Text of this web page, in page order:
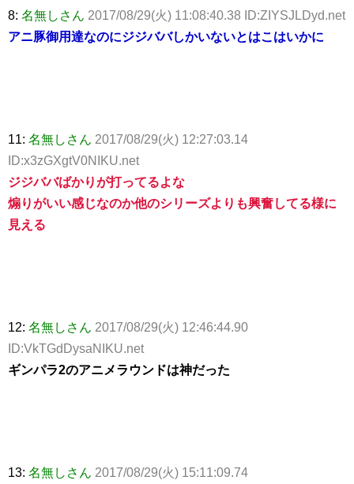
8: 名無しさん 2017/08/29(火) 11:08:40.38 ID:ZIYSJLDyd.net
アニ豚御用達なのにジジババしかいないとはこはいかに
11: 名無しさん 2017/08/29(火) 12:27:03.14
ID:x3zGXgtV0NIKU.net
ジジババばかりが打ってるよな
煽りがいい感じなのか他のシリーズよりも興奮してる様に
見える
12: 名無しさん 2017/08/29(火) 12:46:44.90
ID:VkTGdDysaNIKU.net
ギンパラ2のアニメラウンドは神だった
13: 名無しさん 2017/08/29(火) 15:11:09.74